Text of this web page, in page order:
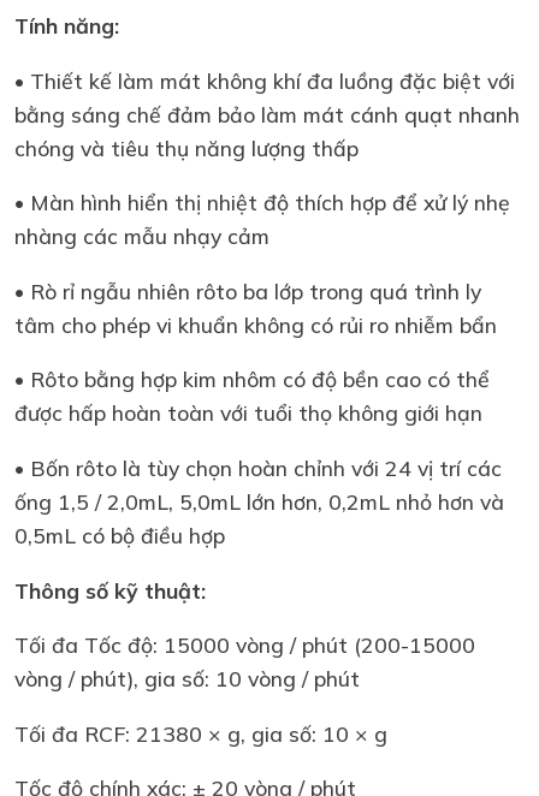
Tính năng:
• Thiết kế làm mát không khí đa luồng đặc biệt với
bằng sáng chế đảm bảo làm mát cánh quạt nhanh
chóng và tiêu thụ năng lượng thấp
• Màn hình hiển thị nhiệt độ thích hợp để xử lý nhẹ
nhàng các mẫu nhạy cảm
• Rò rỉ ngẫu nhiên rôto ba lớp trong quá trình ly
tâm cho phép vi khuẩn không có rủi ro nhiễm bẩn
• Rôto bằng hợp kim nhôm có độ bền cao có thể
được hấp hoàn toàn với tuổi thọ không giới hạn
• Bốn rôto là tùy chọn hoàn chỉnh với 24 vị trí các
ống 1,5 / 2,0mL, 5,0mL lớn hơn, 0,2mL nhỏ hơn và
0,5mL có bộ điều hợp
Thông số kỹ thuật:
Tối đa Tốc độ: 15000 vòng / phút (200-15000
vòng / phút), gia số: 10 vòng / phút
Tối đa RCF: 21380 × g, gia số: 10 × g
Tốc độ chính xác: ± 20 vòng / phút